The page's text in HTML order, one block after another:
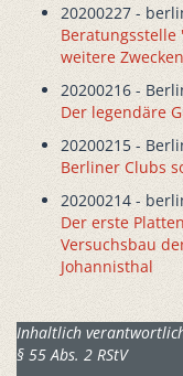
20200227 -
weitere
20200216 -
Der legendäre
20200215 -
Berliner Clubs
20200214 -
Der erste
Versuchsbau
Johannisthal
Inhaltlich
§ 55 Abs. 2 RStV